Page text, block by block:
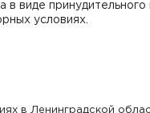
в виде
условиях.
в Ленинградской